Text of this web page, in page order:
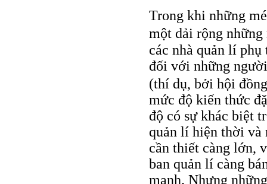
Trong khi những
một dải rộng
các nhà quản lí
đối với những
(thí dụ, bởi hội
mức độ kiến thức
độ có sự khác biệt
quản lí hiện thời và
cần thiết càng lớn,
ban quản lí càng
mạnh. Nhưng